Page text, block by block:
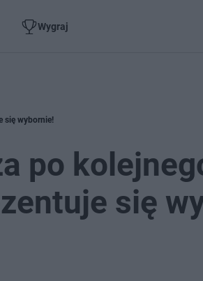
Wygraj
się wybornie!
po
się